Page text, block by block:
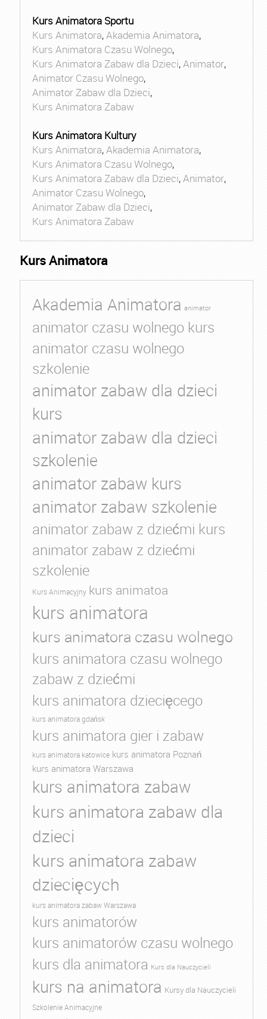
Kurs Animatora Sportu
Kurs Animatora,Akademia Animatora,
Kurs Animatora Czasu Wolnego,
Kurs Animatora Zabaw dla Dzieci,Animator,
Animator Czasu Wolnego,
Animator Zabaw dla Dzieci,
Kurs Animatora Zabaw
Kurs Animatora Kultury
Kurs Animatora,Akademia Animatora,
Kurs Animatora Czasu Wolnego,
Kurs Animatora Zabaw dla Dzieci,Animator,
Animator Czasu Wolnego,
Animator Zabaw dla Dzieci,
Kurs Animatora Zabaw
Kurs Animatora
Akademia Animatora animator
animator czasu wolnego kurs
animator czasu wolnego
szkolenie
animator zabaw dla dzieci
kurs
animator zabaw dla dzieci
szkolenie
animator zabaw kurs
animator zabaw szkolenie
animator zabaw z dziećmi kurs
animator zabaw z dziećmi
szkolenie
Kurs Animacyjny kurs animatoa
kurs animatora
kurs animatora czasu wolnego
kurs animatora czasu wolnego
zabaw z dziećmi
kurs animatora dziecięcego
kurs animatora gdańsk
kurs animatora gier i zabaw
kurs animatora katowice kurs animatora Poznań
kurs animatora Warszawa
kurs animatora zabaw
kurs animatora zabaw dla
dzieci
kurs animatora zabaw
dziecięcych
kurs animatora zabaw Warszawa
kurs animatorów
kurs animatorów czasu wolnego
kurs dla animatora Kurs dla Nauczycieli
kurs na animatora Kursy dla Nauczycieli
Szkolenie Animacyjne